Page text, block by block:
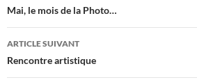
des
articles
Mai, le mois de la Photo…
ARTICLE SUIVANT
Rencontre artistique